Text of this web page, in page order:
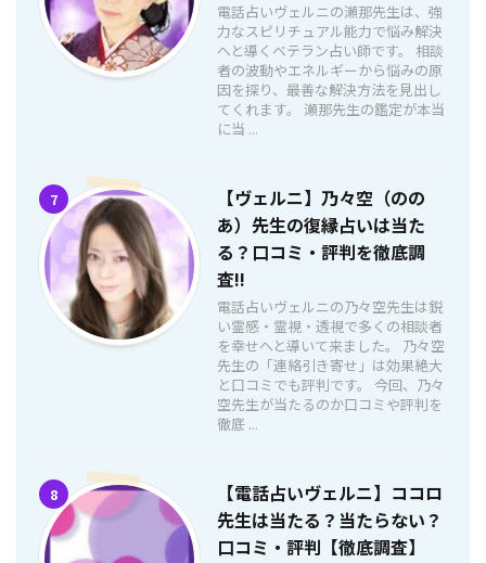
電話占いヴェルニの瀬那先生は、強
力なスピリチュアル能力で悩み解決
へと導くベテラン占い師です。 相談
者の波動やエネルギーから悩みの原
因を探り、最善な解決方法を見出し
てくれます。 瀬那先生の鑑定が本当
に当 ...
7
【ヴェルニ】乃々空（のの
あ）先生の復縁占いは当た
る？口コミ・評判を徹底調
査!!
電話占いヴェルニの乃々空先生は鋭
い霊感・霊視・透視で多くの相談者
を幸せへと導いて来ました。 乃々空
先生の「連絡引き寄せ」は効果絶大
と口コミでも評判です。 今回、乃々
空先生が当たるのか口コミや評判を
徹底 ...
8
【電話占いヴェルニ】ココロ
先生は当たる？当たらない？
口コミ・評判【徹底調査】